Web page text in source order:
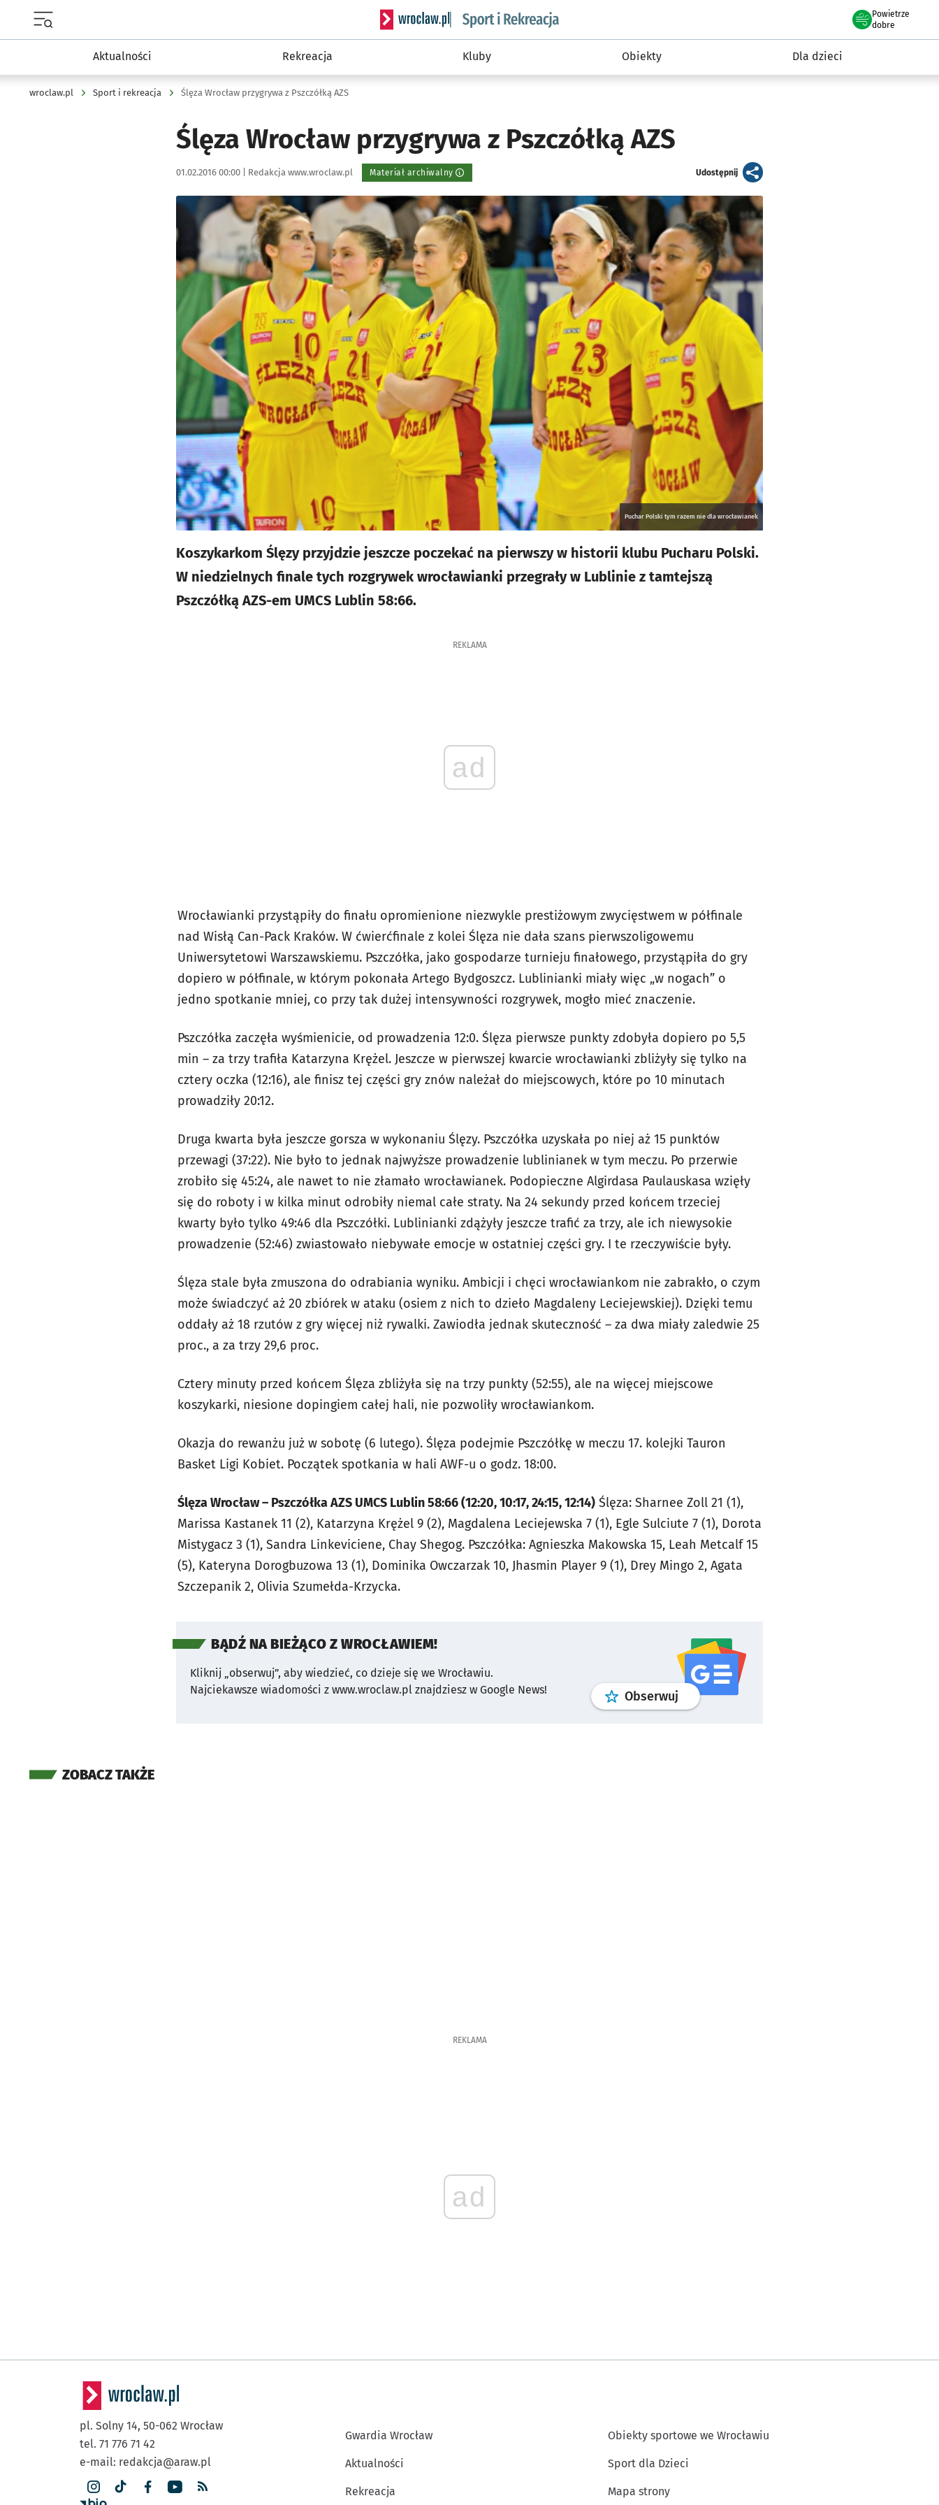
Serwis informacyjny wroclaw.pl podserwis: Sport i rekreacja
Powietrze
we Wrocławiu
dobre
Aktualności Rekreacja Kluby Obiekty Dla dzieci
wroclaw.pl Sport i rekreacja Ślęza Wrocław przygrywa z Pszczółką AZS
Ślęza Wrocław przygrywa z Pszczółką AZS
Data publikacji:
01.02.2016 00:00 | Autor:
Redakcja www.wroclaw.pl Materiał archiwalny Udostępnijartykuł
Kliknij, aby powiększyć
Puchar Polski tym razem nie dla wrocławianek
Koszykarkom Ślęzy przyjdzie jeszcze poczekać na pierwszy w historii klubu Pucharu Polski.
W niedzielnych finale tych rozgrywek wrocławianki przegrały w Lublinie z tamtejszą
Pszczółką AZS-em UMCS Lublin 58:66.
REKLAMA
ad
Wrocławianki przystąpiły do finału opromienione niezwykle prestiżowym zwycięstwem w półfinale
nad Wisłą Can-Pack Kraków. W ćwierćfinale z kolei Ślęza nie dała szans pierwszoligowemu
Uniwersytetowi Warszawskiemu. Pszczółka, jako gospodarze turnieju finałowego, przystąpiła do gry
dopiero w półfinale, w którym pokonała Artego Bydgoszcz. Lublinianki miały więc „w nogach” o
jedno spotkanie mniej, co przy tak dużej intensywności rozgrywek, mogło mieć znaczenie.
Pszczółka zaczęła wyśmienicie, od prowadzenia 12:0. Ślęza pierwsze punkty zdobyła dopiero po 5,5
min – za trzy trafiła Katarzyna Krężel. Jeszcze w pierwszej kwarcie wrocławianki zbliżyły się tylko na
cztery oczka (12:16), ale finisz tej części gry znów należał do miejscowych, które po 10 minutach
prowadziły 20:12.
Druga kwarta była jeszcze gorsza w wykonaniu Ślęzy. Pszczółka uzyskała po niej aż 15 punktów
przewagi (37:22). Nie było to jednak najwyższe prowadzenie lublinianek w tym meczu. Po przerwie
zrobiło się 45:24, ale nawet to nie złamało wrocławianek. Podopieczne Algirdasa Paulauskasa wzięły
się do roboty i w kilka minut odrobiły niemal całe straty. Na 24 sekundy przed końcem trzeciej
kwarty było tylko 49:46 dla Pszczółki. Lublinianki zdążyły jeszcze trafić za trzy, ale ich niewysokie
prowadzenie (52:46) zwiastowało niebywałe emocje w ostatniej części gry. I te rzeczywiście były.
Ślęza stale była zmuszona do odrabiania wyniku. Ambicji i chęci wrocławiankom nie zabrakło, o czym
może świadczyć aż 20 zbiórek w ataku (osiem z nich to dzieło Magdaleny Leciejewskiej). Dzięki temu
oddały aż 18 rzutów z gry więcej niż rywalki. Zawiodła jednak skuteczność – za dwa miały zaledwie 25
proc., a za trzy 29,6 proc.
Cztery minuty przed końcem Ślęza zbliżyła się na trzy punkty (52:55), ale na więcej miejscowe
koszykarki, niesione dopingiem całej hali, nie pozwoliły wrocławiankom.
Okazja do rewanżu już w sobotę (6 lutego). Ślęza podejmie Pszczółkę w meczu 17. kolejki Tauron
Basket Ligi Kobiet. Początek spotkania w hali AWF-u o godz. 18:00.
Ślęza Wrocław – Pszczółka AZS UMCS Lublin 58:66 (12:20, 10:17, 24:15, 12:14) Ślęza: Sharnee Zoll 21 (1),
Marissa Kastanek 11 (2), Katarzyna Krężel 9 (2), Magdalena Leciejewska 7 (1), Egle Sulciute 7 (1), Dorota
Mistygacz 3 (1), Sandra Linkeviciene, Chay Shegog. Pszczółka: Agnieszka Makowska 15, Leah Metcalf 15
(5), Kateryna Dorogbuzowa 13 (1), Dominika Owczarzak 10, Jhasmin Player 9 (1), Drey Mingo 2, Agata
Szczepanik 2, Olivia Szumełda-Krzycka.
BĄDŹ NA BIEŻĄCO Z WROCŁAWIEM!
Kliknij „obserwuj”, aby wiedzieć, co dzieje się we Wrocławiu.
Najciekawsze wiadomości z www.wroclaw.pl znajdziesz w Google News!
Obserwuj profilgoogle news
ZOBACZ TAKŻE
REKLAMA
ad
pl. Solny 14, 50-062 Wrocław
tel. 71 776 71 42
e-mail: redakcja@araw.pl
Gwardia Wrocław
Aktualności
Rekreacja
Obiekty sportowe we Wrocławiu
Sport dla Dzieci
Mapa strony